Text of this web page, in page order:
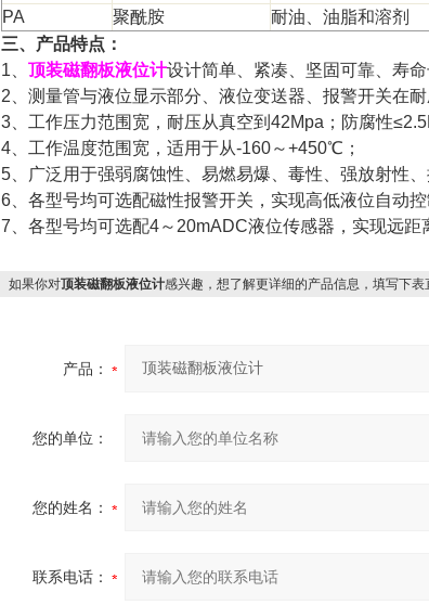
PA
聚酰胺
耐油、油脂和溶剂
三、产品特点：
1
顶装磁翻板液位计设计简单、紧凑、坚固可靠、寿
2 、测量管与液位显示部分、液位变送器、报警开关在
3 、工作压力范围宽，耐压从真空到 42Mpa ；防腐性
4 、工作温度范围宽，适用于从-160～+450℃；
5 、广泛用于强弱腐蚀性、易燃易爆、毒性、强放射性
6 、各型号均可选配磁性报警开关，实现高低液位自动控
7 、各型号均可选配4～ 20mADC液位传感器，实现远距
如果你对顶装磁翻板液位计感兴趣，想了解更详细的产品信息，填写下表
产品：
您的单位：
您的姓名：
联系电话：